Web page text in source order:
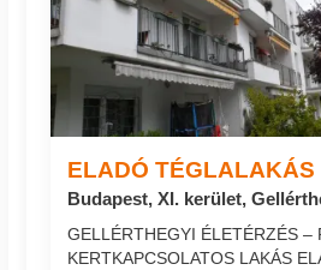
ELADÓ TÉGLALAKÁS
Budapest, XI. kerület,
GELLÉRTHEGYI ÉLETÉRZÉS –
KERTKAPCSOLATOS LAKÁS